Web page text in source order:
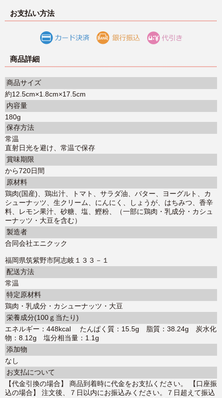
お支払い方法
商品詳細
商品サイズ
約12.5cm×1.8cm×17.5cm
内容量
180g
保存方法
常温
直射日光を避け、常温で保存
賞味期限
から720日間
原材料
鶏肉(国産)、鶏出汁、トマト、サラダ油、バター、ヨーグルト、カ
シューナッツ、生クリーム、にんにく、しょうが、はちみつ、香辛
料、レモン果汁、砂糖、塩、鰹粉、（一部に鶏肉・乳成分・カシュ
ーナッツ・大豆を含む）
製造者
合同会社エニクック
福岡県筑紫野市阿志岐１３３－１
配送方法
常温
特定原材料
鶏肉・乳成分・カシューナッツ・大豆
栄養成分(100ｇ当たり)
エネルギー：448kcal たんぱく質：15.5g 脂質：38.24g 炭水化
物：8.12g 塩分相当量：1.1g
添加物
なし
お支払について
【代金引換の場合】 商品到着時に代金をお支払ください。 【口座振
込の場合】 注文後、７日以内にお振込みください。７日超えて振込